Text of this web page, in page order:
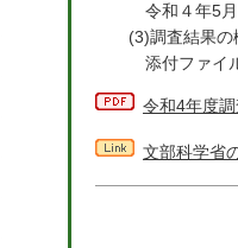
令和４年5
(3)調査結果の
添付ファイ
令和4年度
文部科学省